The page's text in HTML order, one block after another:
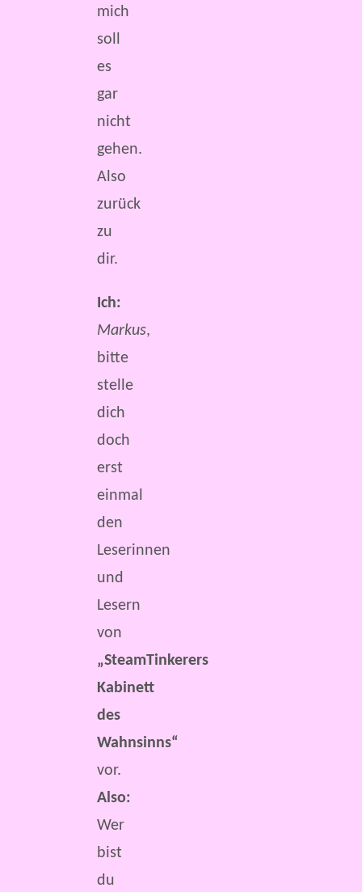
mich
soll
es
gar
nicht
gehen.
Also
zurück
zu
dir.
Ich:
Markus,
bitte
stelle
dich
doch
erst
einmal
den
Leserinnen
und
Lesern
von
„SteamTinkerers
Kabinett
des
Wahnsinns“
vor.
Also:
Wer
bist
du